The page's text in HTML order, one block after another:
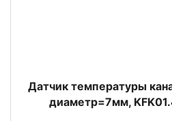
Датчик температуры
диаметр=7мм,